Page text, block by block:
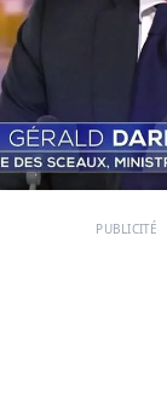
PUBLICITÉ